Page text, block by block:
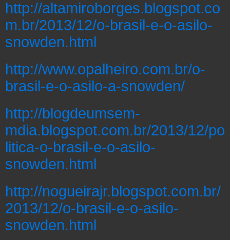
http://altamiroborges.blogspot.co
m.br/2013/12/o-brasil-e-o-asilo-
snowden.html
http://www.opalheiro.com.br/o-
brasil-e-o-asilo-a-snowden/
http://blogdeumsem-
mdia.blogspot.com.br/2013/12/po
litica-o-brasil-e-o-asilo-
snowden.html
http://nogueirajr.blogspot.com.br/
2013/12/o-brasil-e-o-asilo-
snowden.html